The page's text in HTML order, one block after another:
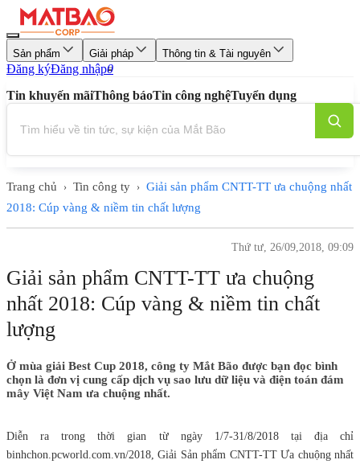
Sản phẩm Giải pháp Thông tin & Tài nguyên
Đăng kýĐăng nhập0
Tin khuyến mãiThông báoTin công nghệTuyển dụng
Trang chủ › Tin công ty › Giải sản phẩm CNTT-TT ưa chuộng nhất
2018: Cúp vàng & niềm tin chất lượng
Thứ tư, 26/09,2018, 09:09
Giải sản phẩm CNTT-TT ưa chuộng
nhất 2018: Cúp vàng & niềm tin chất
lượng
Ở mùa giải Best Cup 2018, công ty Mắt Bão được bạn đọc bình
chọn là đơn vị cung cấp dịch vụ sao lưu dữ liệu và điện toán đám
mây Việt Nam ưa chuộng nhất.
Diễn ra trong thời gian từ ngày 1/7-31/8/2018 tại địa chỉ
binhchon.pcworld.com.vn/2018, Giải Sản phẩm CNTT-TT Ưa chuộng nhất